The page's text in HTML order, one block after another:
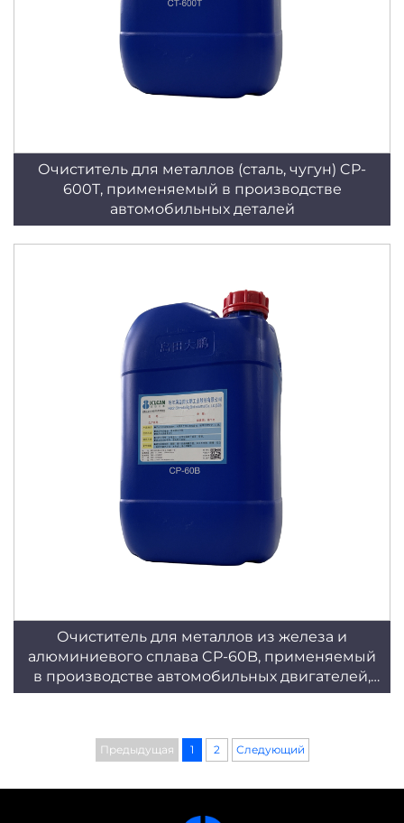
Очиститель для металлов (сталь, чугун) CP-
600T, применяемый в производстве
автомобильных деталей
Очиститель для металлов из железа и
алюминиевого сплава CP-60B, применяемый
в производстве автомобильных двигателей,
средство против коррозии
Предыдущая 1 2 Следующий